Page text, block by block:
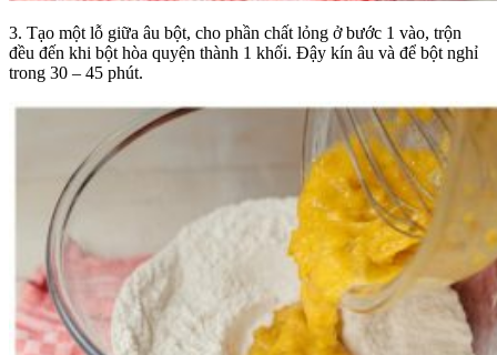
3. Tạo một lỗ giữa âu bột, cho phần chất lỏng ở bước 1 vào, trộn
đều đến khi bột hòa quyện thành 1 khối. Đậy kín âu và để bột nghỉ
trong 30 – 45 phút.